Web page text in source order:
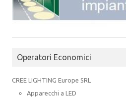
Operatori Economici
CREE LIGHTING Europe SRL
Apparecchi a LED